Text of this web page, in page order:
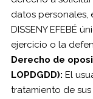
datos personales,
DISSENY EFEBÉ
ejercicio o la
Derecho de
LOPDGDD): El
tratamiento de